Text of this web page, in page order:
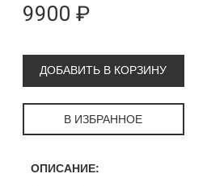
9900 ₽
ДОБАВИТЬ В КОРЗИНУ
В ИЗБРАННОЕ
ОПИСАНИЕ: